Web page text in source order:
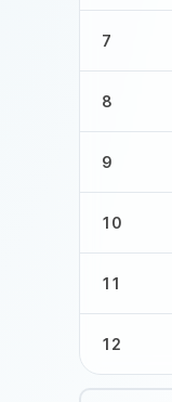
7
8
9
10
11
12